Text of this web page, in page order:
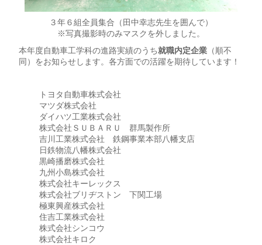
３年６組全員集合（田中幸志先生を囲んで）
※写真撮影時のみマスクを外しました。
本年度自動車工学科の進路実績のうち就職内定企業 （順不
同）をお知らせします。各方面での活躍を期待しています！
トヨタ自動車株式会社
マツダ株式会社
ダイハツ工業株式会社
株式会社ＳＵＢＡＲＵ 群馬製作所
吉川工業株式会社 鉄鋼事業本部八幡支店
日鉄物流八幡株式会社
黒崎播磨株式会社
九州小島株式会社
株式会社キーレックス
株式会社ブリヂストン 下関工場
極東興産株式会社
住吉工業株式会社
株式会社シンコウ
株式会社キロク